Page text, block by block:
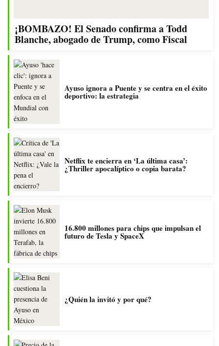
¡BOMBAZO! El Senado confirma a Todd
Blanche, abogado de Trump, como Fiscal
Ayuso ignora a Puente y se centra en el éxito
deportivo: la estrategia
Netflix te encierra en ‘La última casa’:
¿Thriller apocalíptico o copia barata?
16.800 millones para chips que impulsan el
futuro de Tesla y SpaceX
¿Quién la invitó y por qué?